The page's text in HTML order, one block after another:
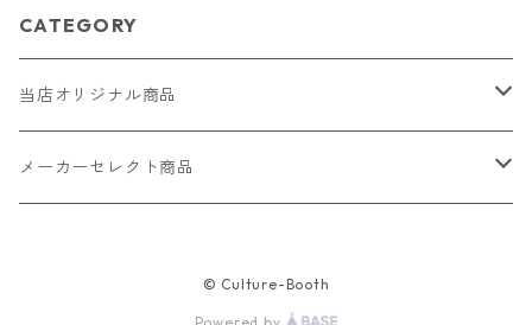
CATEGORY
当店オリジナル商品
レザー（革）
メーカーセレクト商品
© Culture-Booth